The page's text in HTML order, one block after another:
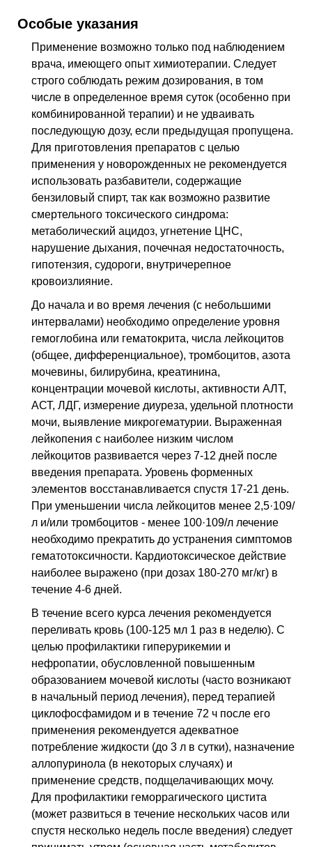
Особые указания
Применение возможно только под наблюдением
врача, имеющего опыт химиотерапии. Следует
строго соблюдать режим дозирования, в том
числе в определенное время суток (особенно при
комбинированной терапии) и не удваивать
последующую дозу, если предыдущая пропущена.
Для приготовления препаратов с целью
применения у новорожденных не рекомендуется
использовать разбавители, содержащие
бензиловый спирт, так как возможно развитие
смертельного токсического синдрома:
метаболический ацидоз, угнетение ЦНС,
нарушение дыхания, почечная недостаточность,
гипотензия, судороги, внутричерепное
кровоизлияние.
До начала и во время лечения (с небольшими
интервалами) необходимо определение уровня
гемоглобина или гематокрита, числа лейкоцитов
(общее, дифференциальное), тромбоцитов, азота
мочевины, билирубина, креатинина,
концентрации мочевой кислоты, активности АЛТ,
АСТ, ЛДГ, измерение диуреза, удельной плотности
мочи, выявление микрогематурии. Выраженная
лейкопения с наиболее низким числом
лейкоцитов развивается через 7-12 дней после
введения препарата. Уровень форменных
элементов восстанавливается спустя 17-21 день.
При уменьшении числа лейкоцитов менее 2,5·109/
л и/или тромбоцитов - менее 100·109/л лечение
необходимо прекратить до устранения симптомов
гематотоксичности. Кардиотоксическое действие
наиболее выражено (при дозах 180-270 мг/кг) в
течение 4-6 дней.
В течение всего курса лечения рекомендуется
переливать кровь (100-125 мл 1 раз в неделю). С
целью профилактики гиперурикемии и
нефропатии, обусловленной повышенным
образованием мочевой кислоты (часто возникают
в начальный период лечения), перед терапией
циклофосфамидом и в течение 72 ч после его
применения рекомендуется адекватное
потребление жидкости (до 3 л в сутки), назначение
аллопуринола (в некоторых случаях) и
применение средств, подщелачивающих мочу.
Для профилактики геморрагического цистита
(может развиться в течение нескольких часов или
спустя несколько недель после введения) следует